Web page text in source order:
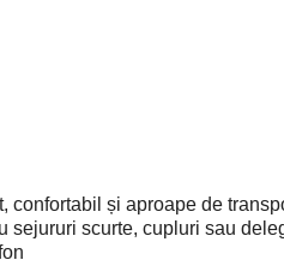
confortabil și aproape de
sejururi scurte, cupluri sau